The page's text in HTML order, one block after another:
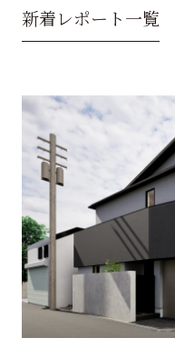
新着レポート一覧